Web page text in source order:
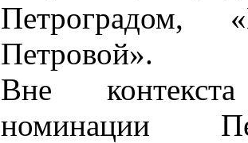
Петроградом,
Петровой».
Вне
номинации